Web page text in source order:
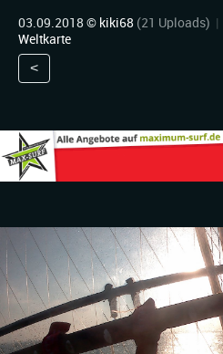
03.09.2018 © kiki68 (21 Uploads) |
Weltkarte
<